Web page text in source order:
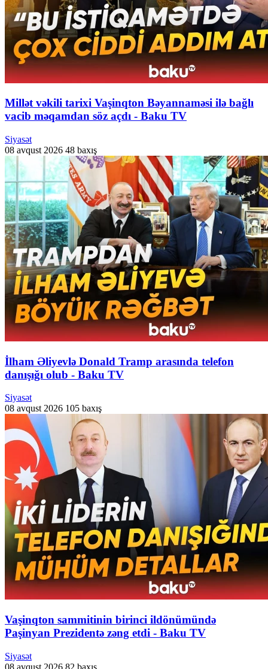
Millət vəkili tarixi Vaşinqton Bəyannaməsi ilə bağlı
vacib məqamdan söz açdı - Baku TV
Siyasət
08 avqust 2026 48 baxış
İlham Əliyevlə Donald Tramp arasında telefon
danışığı olub - Baku TV
Siyasət
08 avqust 2026 105 baxış
Vaşinqton sammitinin birinci ildönümündə
Paşinyan Prezidentə zəng etdi - Baku TV
Siyasət
08 avqust 2026 82 baxış